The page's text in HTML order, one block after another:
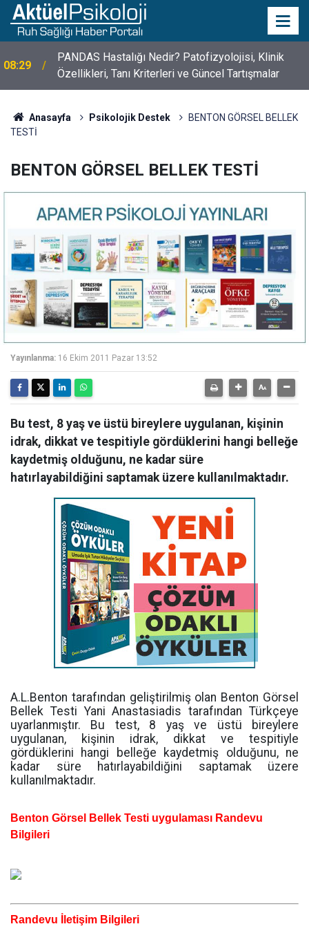
08:29
PANDAS Hastalığı Nedir? Patofizyolojisi, Klinik
Özellikleri, Tanı Kriterleri ve Güncel Tartışmalar
10:30
10 Mayıs Psikologlar Günü Nasıl Ortaya Çıktı? 10
Mayıs Tarihinin Hikayesi
Anasayfa Psikolojik Destek
BENTON GÖRSEL BELLEK
TESTİ
BENTON GÖRSEL BELLEK TESTİ
Yayınlanma: 16 Ekim 2011 Pazar 13:52
Bu test, 8 yaş ve üstü bireylere uygulanan, kişinin
idrak, dikkat ve tespitiyle gördüklerini hangi belleğe
kaydetmiş olduğunu, ne kadar süre
hatırlayabildiğini saptamak üzere kullanılmaktadır.
A.L.Benton tarafından geliştirilmiş olan Benton Görsel
Bellek Testi Yani Anastasiadis tarafından Türkçeye
uyarlanmıştır. Bu test, 8 yaş ve üstü bireylere
uygulanan, kişinin idrak, dikkat ve tespitiyle
gördüklerini hangi belleğe kaydetmiş olduğunu, ne
kadar süre hatırlayabildiğini saptamak üzere
kullanılmaktadır.
Benton Görsel Bellek Testi uygulaması Randevu
Bilgileri
Randevu İletişim Bilgileri